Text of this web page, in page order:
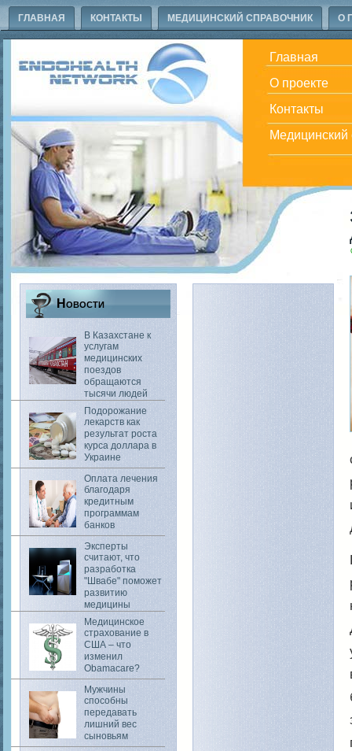
ГЛАВНАЯ КОНТАКТЫ МЕДИЦИНСКИЙ СПРАВОЧНИК О
Главная
О проекте
Контакты
Медицинский
Новости
В Казахстане к
услугам
медицинских
поездов
обращаются
тысячи людей
Подорожание
лекарств как
результат роста
курса доллара в
Украине
Оплата лечения
благодаря
кредитным
программам
банков
Эксперты
считают, что
разработка
"Швабе" поможет
развитию
медицины
Медицинское
страхование в
США – что
изменил
Obamacare?
Мужчины
способны
передавать
лишний вес
сыновьям